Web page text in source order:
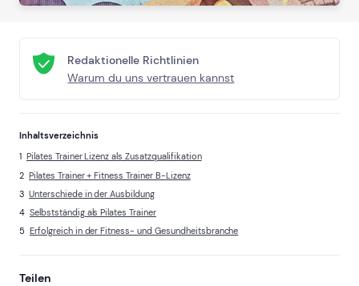
Redaktionelle Richtlinien
Warum du uns vertrauen kannst
Inhaltsverzeichnis
Pilates Trainer Lizenz als Zusatzqualifikation
Pilates Trainer + Fitness Trainer B-Lizenz
Unterschiede in der Ausbildung
Selbstständig als Pilates Trainer
Erfolgreich in der Fitness- und Gesundheitsbranche
Teilen